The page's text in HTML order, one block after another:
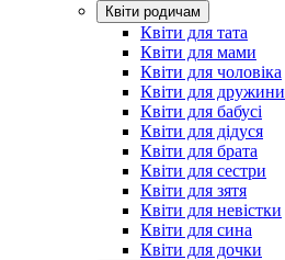
Квіти родичам
Квіти для тата
Квіти для мами
Квіти для чоловіка
Квіти для дружини
Квіти для бабусі
Квіти для дідуся
Квіти для брата
Квіти для сестри
Квіти для зятя
Квіти для невістки
Квіти для сина
Квіти для дочки